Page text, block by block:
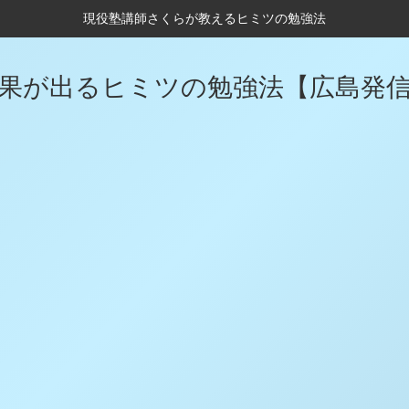
現役塾講師さくらが教えるヒミツの勉強法
が出るヒミツの勉強法【広島発